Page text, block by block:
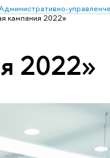
кампания 2022»
2022»